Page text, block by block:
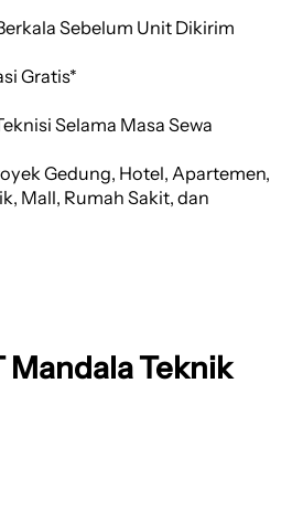
Sebelum Unit Dikirim
Gratis*
Selama Masa Sewa
Gedung, Hotel, Apartemen,
Mall, Rumah Sakit, dan
Mandala Teknik